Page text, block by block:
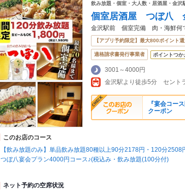
飲み放題・個室・大人数・居酒屋・金
個室居酒屋 つぼ八
金沢駅前 個室完備 肉・海鮮何
【アプリ予約限定】最大800ポイント
適格請求書発行事業者 ポイントつか
3001～4000円
金沢駅より徒歩5分 セント
『宴会コー
クーポン
このお店のコース
【飲み放題のみ】単品飲み放題80種以上90分2178円・120分2508
つぼ八宴会プラン4000円コース♪(税込み・飲み放題(100分付)
ネット予約の空席状況